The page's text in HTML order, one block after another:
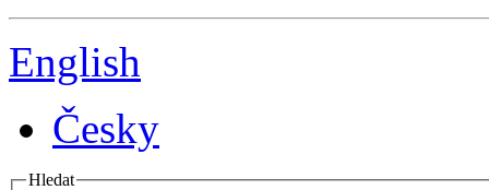
English
Česky
Hledat